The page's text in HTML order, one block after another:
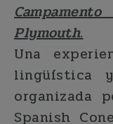
Plymouth.
Una
lingüística
organizada
Spanish